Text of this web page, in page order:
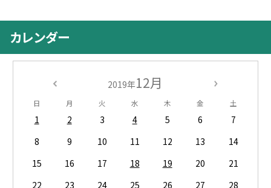
カレンダー
2019年12月
日 月 火 水 木 金 土
1 2 3 4 5 6
7
8
9 10 11 12 13
14
15
16 17 18 19 20
21
22
23 24 25 26 27
28